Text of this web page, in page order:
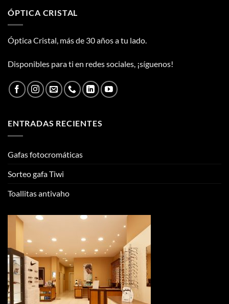
ÓPTICA CRISTAL
Óptica Cristal, más de 30 años a tu lado.
Disponibles para ti en redes sociales, ¡síguenos!
ENTRADAS RECIENTES
Gafas fotocromáticas
Sorteo gafa Tiwi
Toallitas antivaho